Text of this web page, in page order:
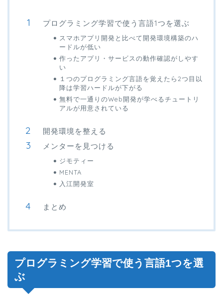
プログラミング学習で使う言語1つを選ぶ
スマホアプリ開発と比べて開発環境構築のハ
ードルが低い
作ったアプリ・サービスの動作確認がしやす
い
１つのプログラミング言語を覚えたら2つ目以
降は学習ハードルが下がる
無料で一通りのWeb開発が学べるチュートリ
アルが用意されている
開発環境を整える
メンターを見つける
ジモティー
MENTA
入江開発室
まとめ
プログラミング学習で使う言語1つを選
ぶ